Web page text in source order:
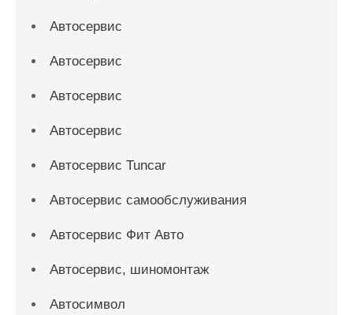
Автосервис
Автосервис
Автосервис
Автосервис
Автосервис Tuncar
Автосервис самообслуживания
Автосервис Фит Авто
Автосервис, шиномонтаж
Автосимвол